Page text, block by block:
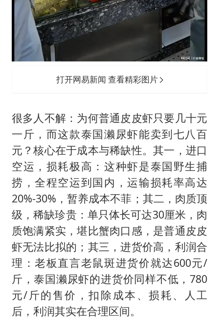
打开网易新闻 查看精彩图片
很多人不解：为何普通皮皮虾只要几十元
一斤，而这款泰国濑尿虾能卖到七八百
元？核心在于成本与稀缺性。其一，进口
空运，损耗极高：这种虾是泰国野生捕
捞，全程空运到国内，运输损耗率高达
20%-30%，暂养成本不菲；其二，肉质顶
级，稀缺珍贵：单只体长可达30厘米，肉
质饱满紧实，堪比蟹肉口感，是普通皮皮
虾无法比拟的；其三，进货价高，利润合
理：老板直言老鼠斑进货价就达600元/
斤，泰国濑尿虾的进货价同样不低，780
元/斤的售价，扣除成本、损耗、人工
后，利润其实在合理区间。